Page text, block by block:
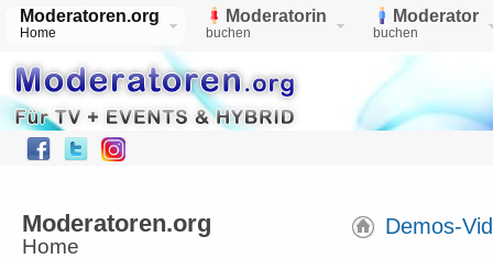
Moderatoren.org
Home
Moderatorin
buchen
Moderator
buchen
Demos-
Moderatoren.org
Home